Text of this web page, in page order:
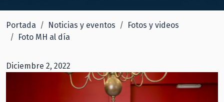
Portada Noticias y eventos
Fotos y videos
Foto MH al día
Diciembre 2, 2022